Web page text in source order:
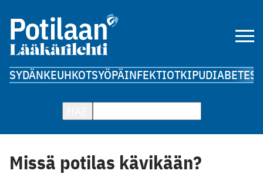
SYDÄNKEUHKOTSYÖPÄINFEKTIOTKIPUDIABETES
Missä potilas kävikään?